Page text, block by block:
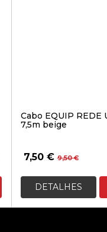
Cabo EQUIP REDE
7,5m beige
9,50€O
era:
7,50 €
O
atual
é:
DETALHES